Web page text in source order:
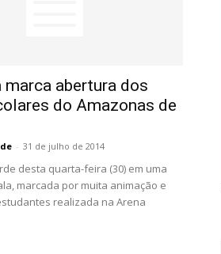
marca abertura dos
do Amazonas de
- 31 de julho de 2014
desta quarta-feira (30) em uma
marcada por muita animação e
realizada na Arena